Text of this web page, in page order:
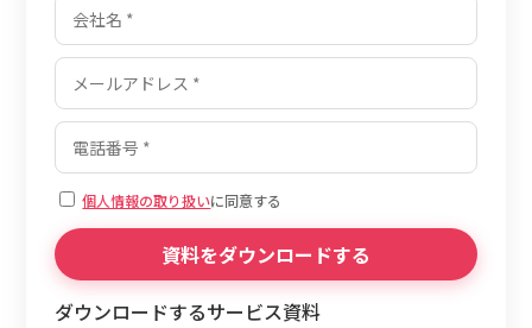
個人情報の取り扱いに同意する
ダウンロードするサービス資料